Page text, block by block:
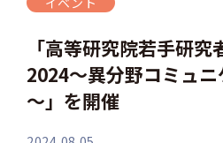
「高等研究院若手研
2024～異分野コミュ
～」を開催